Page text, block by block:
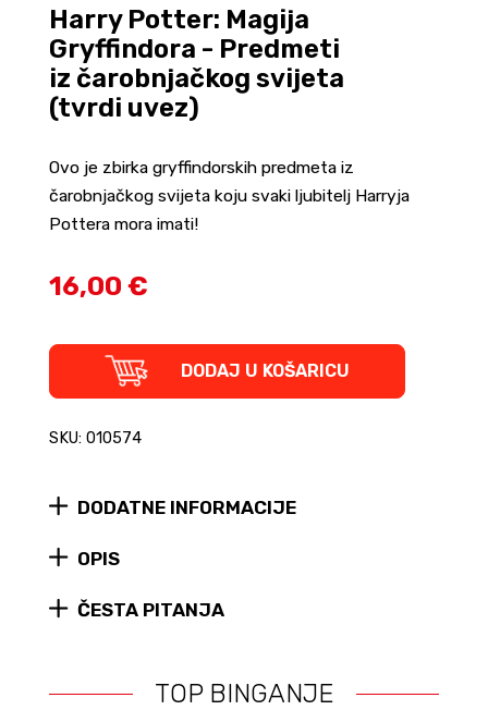
Harry Potter: Magija
Gryffindora - Predmeti
iz čarobnjačkog svijeta
(tvrdi uvez)
Ovo je zbirka gryffindorskih predmeta iz
čarobnjačkog svijeta koju svaki ljubitelj Harryja
Pottera mora imati!
16,00 €
Harry
Magija
-
čarobnjačkog
(tvrdi
uvez)
DODAJ U KOŠARICU
SKU: 010574
DODATNE INFORMACIJE
OPIS
ČESTA PITANJA
TOP BINGANJE